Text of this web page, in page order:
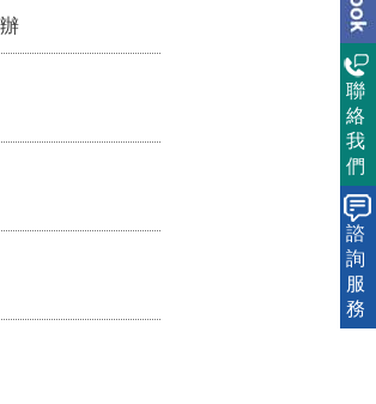
防詐騙專區
聯
絡
我
們
諮
詢
服
務